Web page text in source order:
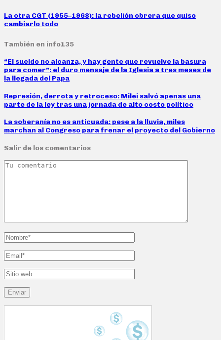
La otra CGT (1955–1968): la rebelión obrera que quiso
cambiarlo todo
También en info135
“El sueldo no alcanza, y hay gente que revuelve la basura
para comer”: el duro mensaje de la Iglesia a tres meses de
la llegada del Papa
Represión, derrota y retroceso: Milei salvó apenas una
parte de la ley tras una jornada de alto costo político
La soberanía no es anticuada: pese a la lluvia, miles
marchan al Congreso para frenar el proyecto del Gobierno
Salir de los comentarios